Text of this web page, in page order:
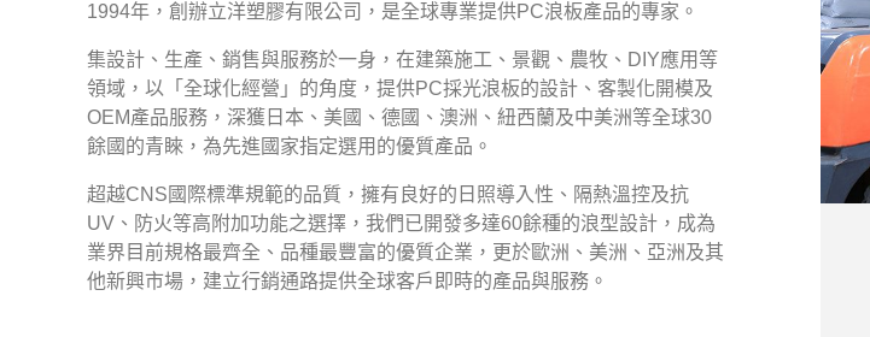
1994年，創辦立洋塑膠有限公司，是全球專業提供PC浪板產品的專家。
集設計、生產、銷售與服務於一身，在建築施工、景觀、農牧、DIY應用等
領域，以「全球化經營」的角度，提供PC採光浪板的設計、客製化開模及
OEM產品服務，深獲日本、美國、德國、澳洲、紐西蘭及中美洲等全球30
餘國的青睞，為先進國家指定選用的優質產品。
超越CNS國際標準規範的品質，擁有良好的日照導入性、隔熱溫控及抗
UV、防火等高附加功能之選擇，我們已開發多達60餘種的浪型設計，成為
業界目前規格最齊全、品種最豐富的優質企業，更於歐洲、美洲、亞洲及其
他新興市場，建立行銷通路提供全球客戶即時的產品與服務。